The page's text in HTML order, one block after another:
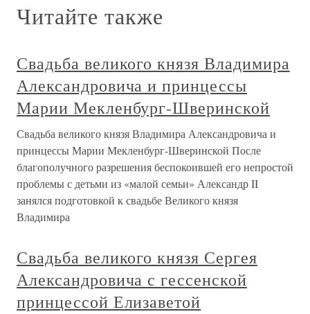
Читайте также
Свадьба великого князя Владимира
Александровича и принцессы
Марии Мекленбург-Шверинской
Свадьба великого князя Владимира Александровича и
принцессы Марии Мекленбург-Шверинской После
благополучного разрешения беспокоившей его непростой
проблемы с детьми из «малой семьи» Александр II
занялся подготовкой к свадьбе Великого князя
Владимира
Свадьба великого князя Сергея
Александровича с гессенской
принцессой Елизаветой